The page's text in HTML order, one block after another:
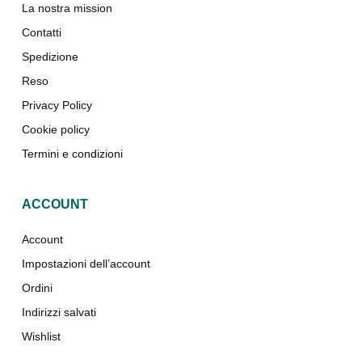
La nostra mission
Contatti
Spedizione
Reso
Privacy Policy
Cookie policy
Termini e condizioni
ACCOUNT
Account
Impostazioni dell’account
Ordini
Indirizzi salvati
Wishlist